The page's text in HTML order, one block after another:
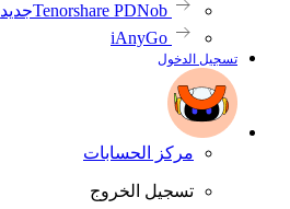
Tenorshare PDNobجديد
iAnyGo
تسجيل الدخول
مركز الحسابات
تسجيل الخروج